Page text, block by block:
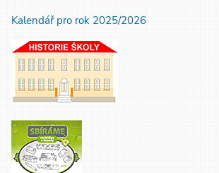
Kalendář pro rok 2025/2026